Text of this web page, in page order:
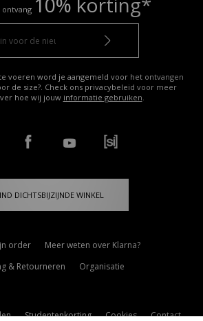
ontvang
voeren word je aangemeld voor het ontvangen
de size?. Check ons privacybeleid voor meer
hoe wij jouw informatie gebruiken.
DICHTSBIJZIJNDE WINKEL
order
Meer weten over Klarna?
& Retourneren
Organisatie
Studentenkorting Cookies Contact